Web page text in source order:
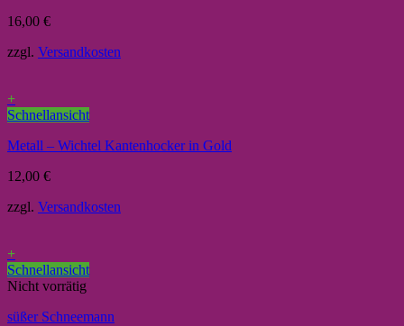
16,00 €
zzgl. Versandkosten
+
Schnellansicht
Metall – Wichtel Kantenhocker in Gold
12,00 €
zzgl. Versandkosten
+
Schnellansicht
Nicht vorrätig
süßer Schneemann